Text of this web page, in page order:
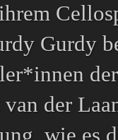
Gurdy
der
wie es